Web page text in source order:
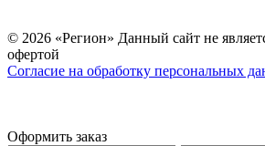
© 2026 «Регион» Данный сайт не
офертой
Согласие на обработку персональных
Оформить заказ